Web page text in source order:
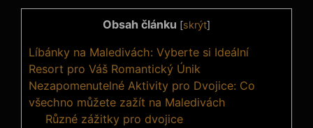
Obsah článku [skrýt]
Líbánky na Maledivách: Vyberte si Ideální
Resort pro Váš Romantický Únik
Nezapomenutelné Aktivity pro Dvojice: Co
všechno můžete zažít na Maledivách
Různé zážitky pro dvojice